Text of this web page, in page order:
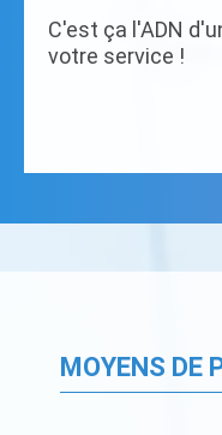
C'est ça l'ADN
votre service !
MOYENS DE